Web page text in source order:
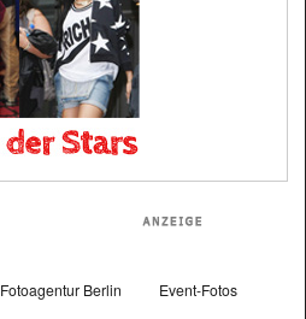
Fotoagentur Berlin Event-Fotos